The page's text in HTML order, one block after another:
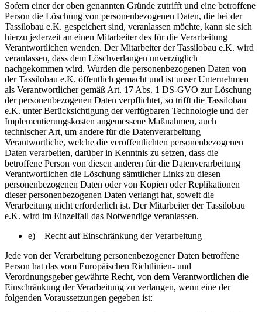
Sofern einer der oben genannten Gründe zutrifft und eine betroffene
Person die Löschung von personenbezogenen Daten, die bei der
Tassilobau e.K. gespeichert sind, veranlassen möchte, kann sie sich
hierzu jederzeit an einen Mitarbeiter des für die Verarbeitung
Verantwortlichen wenden. Der Mitarbeiter der Tassilobau e.K. wird
veranlassen, dass dem Löschverlangen unverzüglich
nachgekommen wird. Wurden die personenbezogenen Daten von
der Tassilobau e.K. öffentlich gemacht und ist unser Unternehmen
als Verantwortlicher gemäß Art. 17 Abs. 1 DS-GVO zur Löschung
der personenbezogenen Daten verpflichtet, so trifft die Tassilobau
e.K. unter Berücksichtigung der verfügbaren Technologie und der
Implementierungskosten angemessene Maßnahmen, auch
technischer Art, um andere für die Datenverarbeitung
Verantwortliche, welche die veröffentlichten personenbezogenen
Daten verarbeiten, darüber in Kenntnis zu setzen, dass die
betroffene Person von diesen anderen für die Datenverarbeitung
Verantwortlichen die Löschung sämtlicher Links zu diesen
personenbezogenen Daten oder von Kopien oder Replikationen
dieser personenbezogenen Daten verlangt hat, soweit die
Verarbeitung nicht erforderlich ist. Der Mitarbeiter der Tassilobau
e.K. wird im Einzelfall das Notwendige veranlassen.
e) Recht auf Einschränkung der Verarbeitung
Jede von der Verarbeitung personenbezogener Daten betroffene
Person hat das vom Europäischen Richtlinien- und
Verordnungsgeber gewährte Recht, von dem Verantwortlichen die
Einschränkung der Verarbeitung zu verlangen, wenn eine der
folgenden Voraussetzungen gegeben ist: